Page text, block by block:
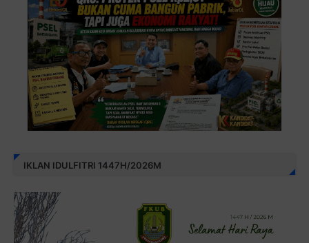
IKLAN IDULFITRI 1447H/2026M